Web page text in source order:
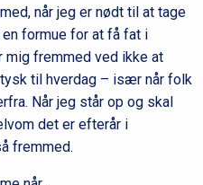
når jeg er nødt til at tage
formue for at få fat i
mig fremmed ved ikke at
til hverdag – især når folk
Når jeg står op og skal
det er efterår i
fremmed.